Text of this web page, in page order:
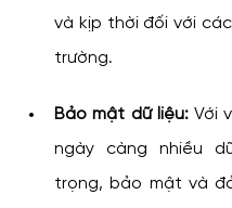
và kịp thời đối với
trường.
Bảo mật dữ liệu: Với
ngày càng nhiều
trọng, bảo mật và